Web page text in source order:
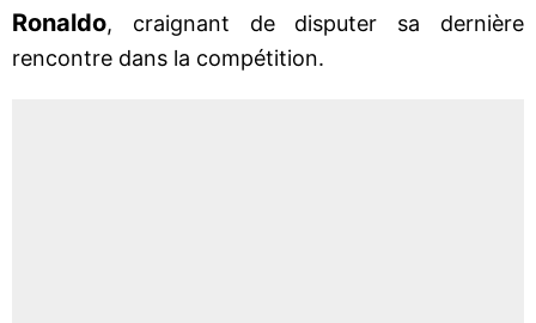
Ronaldo, craignant de disputer sa dernière
rencontre dans la compétition.